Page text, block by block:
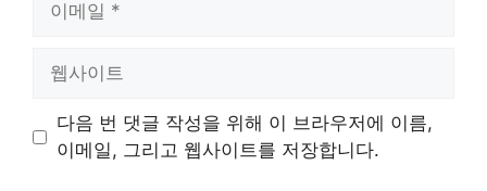
트
다음 번 댓글 작성을 위해 이 브라우저에 이름,
이메일, 그리고 웹사이트를 저장합니다.